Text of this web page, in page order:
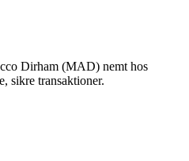
Dirham (MAD) nemt hos
sikre transaktioner.